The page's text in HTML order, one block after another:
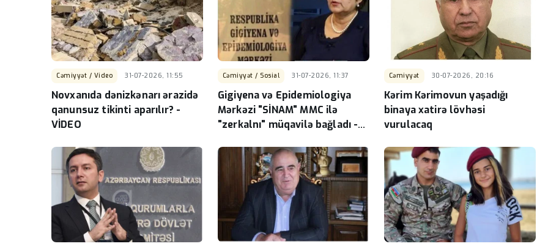
Cəmiyyət / Video 31-07-2026, 11:55
Novxanıda dənizkənarı ərazidə
qanunsuz tikinti aparılır? -
VİDEO
Cəmiyyət / Sosial 31-07-2026, 11:37
Gigiyena və Epidemiologiya
Mərkəzi "SİNAM" MMC ilə
"zerkalnı" müqavilə bağladı -
Cəmiyyət 30-07-2026, 20:16
Kərim Kərimovun yaşadığı
binaya xatirə lövhəsi
vurulacaq